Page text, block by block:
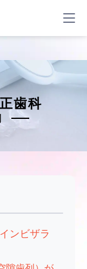
歯科
ンビザラ